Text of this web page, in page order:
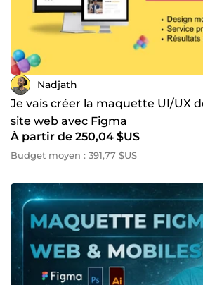
Nadjath
Je vais créer la maquette UI/UX
site web avec Figma
À partir de 250,04 $US
Budget moyen : 391,77 $US